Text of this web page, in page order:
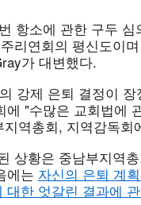
항소에 관한 구두
리연회의 평신도이
가 대변했다.
강제 은퇴 결정이
에 "수많은 교회법에
역총회, 지역감독
상황은 중남부지역
에는 자신의 은퇴 계
대한 엇갈린 결과에